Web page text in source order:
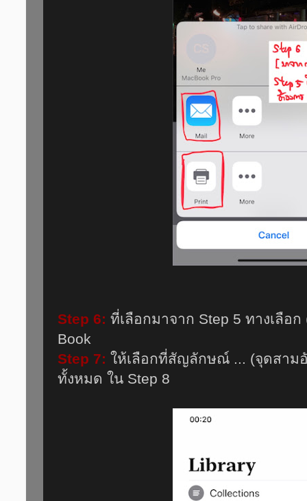
Step 6: ที่เลือกมาจาก Step 5 ทางเลือ
Book
Step 7: ให้เลือกที่สัญลักษณ์ ... (จุดสาม
ทั้งหมด ใน Step 8